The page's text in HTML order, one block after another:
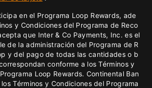
en el Programa Loop Rewards, ade
y Condiciones del Programa de Reco
que Inter & Co Payments, Inc. es el
de la administración del Programa de R
y del pago de todas las cantidades o b
conforme a los Términos y
Loop Rewards. Continental Ban
Términos y Condiciones del Programa